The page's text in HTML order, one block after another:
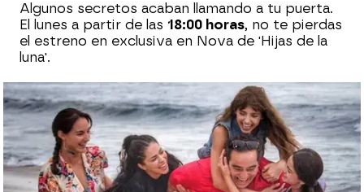
Algunos secretos acaban llamando a tu puerta.
El lunes a partir de las 18:00 horas, no te pierdas
el estreno en exclusiva en Nova de 'Hijas de la
luna'.